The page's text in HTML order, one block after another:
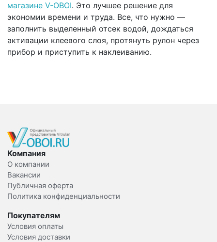
магазине V-OBOI. Это лучшее решение для
экономии времени и труда. Все, что нужно —
заполнить выделенный отсек водой, дождаться
активации клеевого слоя, протянуть рулон через
прибор и приступить к наклеиванию.
Компания
О компании
Вакансии
Публичная оферта
Политика конфиденциальности
Покупателям
Условия оплаты
Условия доставки